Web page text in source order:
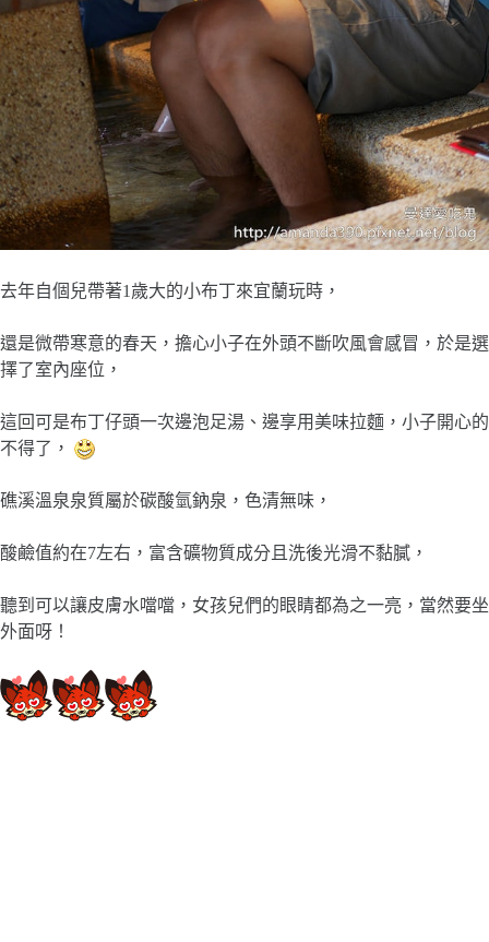
去年自個兒帶著1歲大的小布丁來宜蘭玩時，
還是微帶寒意的春天，擔心小子在外頭不斷吹風會感冒，於是選
擇了室內座位，
這回可是布丁仔頭一次邊泡足湯、邊享用美味拉麵，小子開心的
不得了，
礁溪溫泉泉質屬於碳酸氫鈉泉，色清無味，
酸鹼值約在7左右，富含礦物質成分且洗後光滑不黏膩，
聽到可以讓皮膚水噹噹，女孩兒們的眼睛都為之一亮，當然要坐
外面呀！